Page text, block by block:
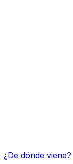
¿De dónde viene?